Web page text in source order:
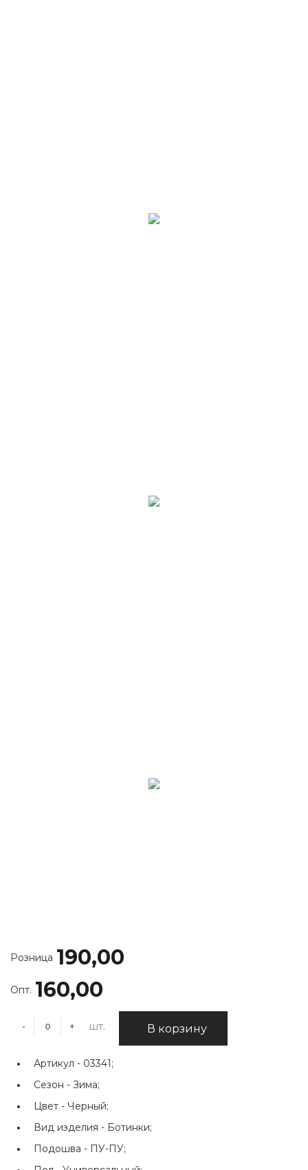
Розница 190,00
Опт. 160,00
- + шт. В корзину
Артикул - 03341;
Сезон - Зима;
Цвет - Черный;
Вид изделия - Ботинки;
Подошва - ПУ-ПУ;